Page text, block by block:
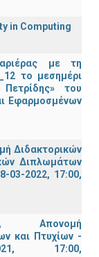
in Computing
με τη
το μεσημέρι
του
Εφαρμοσμένων
Διδακτορικών
Διπλωμάτων
03-2022, 17:00,
Απονομή
και Πτυχίων -
17:00,